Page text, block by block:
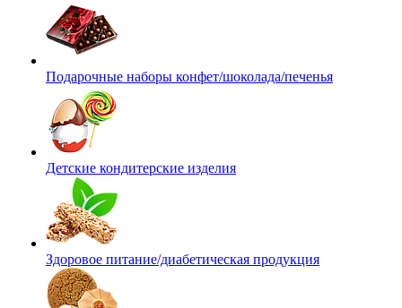
Подарочные наборы конфет/шоколада/печенья
Детские кондитерские изделия
Здоровое питание/диабетическая продукция